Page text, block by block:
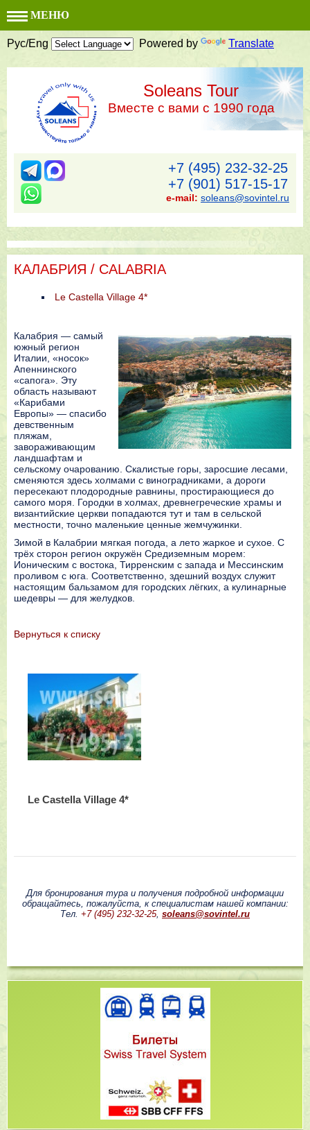
МЕНЮ
Рус/Eng Powered by Translate
Soleans Tour
Вместе с вами с 1990 года
+7 (495) 232-32-25
+7 (901) 517-15-17
e-mail: soleans@sovintel.ru
КАЛАБРИЯ / CALABRIA
Le Castella Village 4*
Калабрия — самый
южный регион
Италии, «носок»
Апеннинского
«сапога». Эту
область называют
«Карибами
Европы» — спасибо
девственным
пляжам,
завораживающим
ландшафтам и
сельскому очарованию. Скалистые горы, заросшие лесами,
сменяются здесь холмами с виноградниками, а дороги
пересекают плодородные равнины, простирающиеся до
самого моря. Городки в холмах, древнегреческие храмы и
византийские церкви попадаются тут и там в сельской
местности, точно маленькие ценные жемчужинки.
Зимой в Калабрии мягкая погода, а лето жаркое и сухое. С
трёх сторон регион окружён Средиземным морем:
Ионическим с востока, Тирренским с запада и Мессинским
проливом с юга. Соответственно, здешний воздух служит
настоящим бальзамом для городских лёгких, а кулинарные
шедевры — для желудков.
Вернутьcя к списку
Le Castella Village 4*
Для бронирования тура и получения подробной информации
обращайтесь, пожалуйста, к специалистам нашей компании:
Тел. +7 (495) 232-32-25, soleans@sovintel.ru